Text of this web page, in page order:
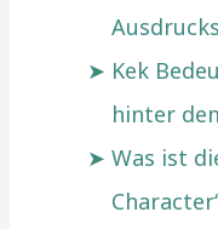
Ausdrucks
Kek
hinter
Was ist